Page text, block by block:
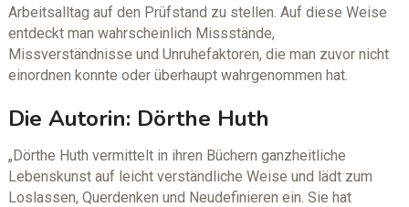
Arbeitsalltag auf den Prüfstand zu stellen. Auf diese Weise
entdeckt man wahrscheinlich Missstände,
Missverständnisse und Unruhefaktoren, die man zuvor nicht
einordnen konnte oder überhaupt wahrgenommen hat.
Die Autorin: Dörthe Huth
„Dörthe Huth vermittelt in ihren Büchern ganzheitliche
Lebenskunst auf leicht verständliche Weise und lädt zum
Loslassen, Querdenken und Neudefinieren ein. Sie hat